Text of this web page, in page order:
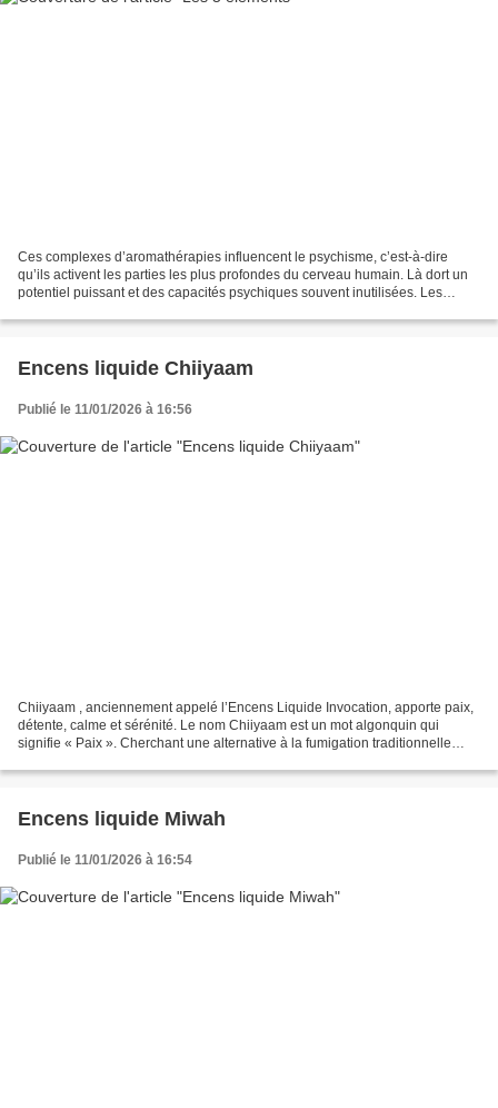
Ces complexes d’aromathérapies influencent le psychisme, c’est-à-dire
qu’ils activent les parties les plus profondes du cerveau humain. Là dort un
potentiel puissant et des capacités psychiques souvent inutilisées. Les
Encens liquide Chiiyaam
Publié le 11/01/2026 à 16:56
Chiiyaam , anciennement appelé l’Encens Liquide Invocation, apporte paix,
détente, calme et sérénité. Le nom Chiiyaam est un mot algonquin qui
signifie « Paix ». Cherchant une alternative à la fumigation traditionnelle
Encens liquide Miwah
Publié le 11/01/2026 à 16:54